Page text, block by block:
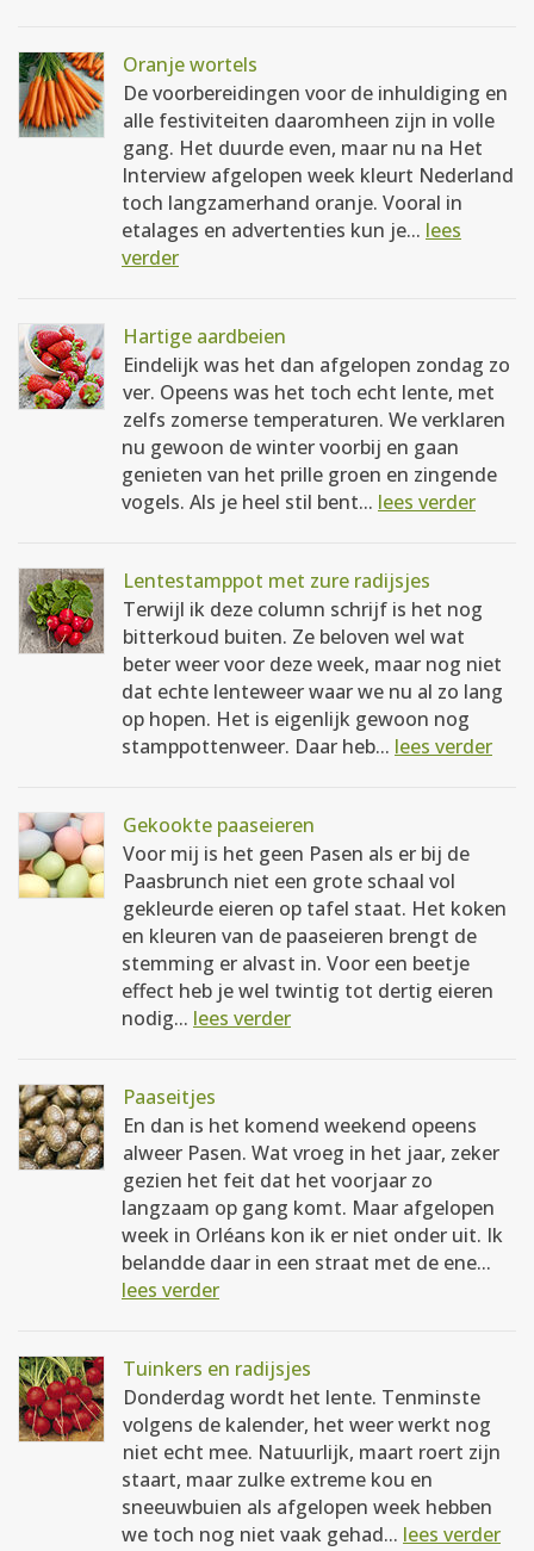
Oranje wortels
De voorbereidingen voor de inhuldiging en
alle festiviteiten daaromheen zijn in volle
gang. Het duurde even, maar nu na Het
Interview afgelopen week kleurt Nederland
toch langzamerhand oranje. Vooral in
etalages en advertenties kun je... lees
verder
Hartige aardbeien
Eindelijk was het dan afgelopen zondag zo
ver. Opeens was het toch echt lente, met
zelfs zomerse temperaturen. We verklaren
nu gewoon de winter voorbij en gaan
genieten van het prille groen en zingende
vogels. Als je heel stil bent... lees verder
Lentestamppot met zure radijsjes
Terwijl ik deze column schrijf is het nog
bitterkoud buiten. Ze beloven wel wat
beter weer voor deze week, maar nog niet
dat echte lenteweer waar we nu al zo lang
op hopen. Het is eigenlijk gewoon nog
stamppottenweer. Daar heb... lees verder
Gekookte paaseieren
Voor mij is het geen Pasen als er bij de
Paasbrunch niet een grote schaal vol
gekleurde eieren op tafel staat. Het koken
en kleuren van de paaseieren brengt de
stemming er alvast in. Voor een beetje
effect heb je wel twintig tot dertig eieren
nodig... lees verder
Paaseitjes
En dan is het komend weekend opeens
alweer Pasen. Wat vroeg in het jaar, zeker
gezien het feit dat het voorjaar zo
langzaam op gang komt. Maar afgelopen
week in Orléans kon ik er niet onder uit. Ik
belandde daar in een straat met de ene...
lees verder
Tuinkers en radijsjes
Donderdag wordt het lente. Tenminste
volgens de kalender, het weer werkt nog
niet echt mee. Natuurlijk, maart roert zijn
staart, maar zulke extreme kou en
sneeuwbuien als afgelopen week hebben
we toch nog niet vaak gehad... lees verder